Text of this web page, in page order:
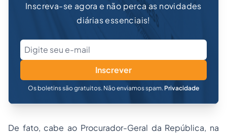
Inscreva-se agora e não perca as novidades
diárias essenciais!
Inscrever
Os boletins são gratuitos. Não enviamos spam. Privacidade
De fato, cabe ao Procurador-Geral da República, na